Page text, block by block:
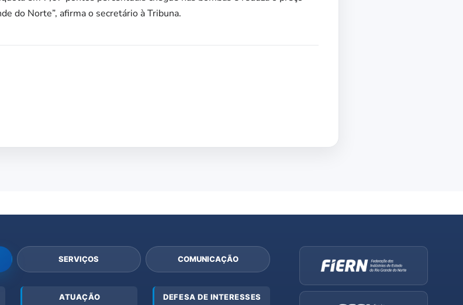
do Norte”, afirma o secretário à Tribuna.
SERVIÇOS COMUNICAÇÃO
ATUAÇÃO DEFESA DE INTERESSES